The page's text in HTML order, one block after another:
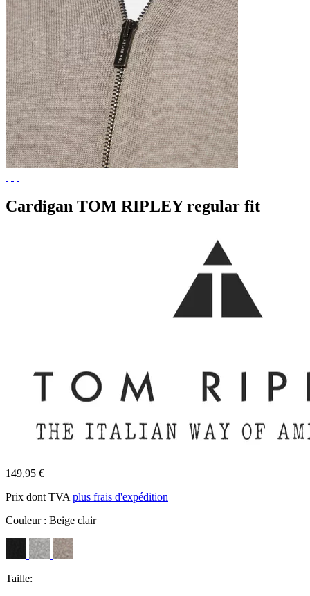
Cardigan TOM RIPLEY regular fit
149,95 €
Prix dont TVA plus frais d'expédition
Couleur : Beige clair
Taille: